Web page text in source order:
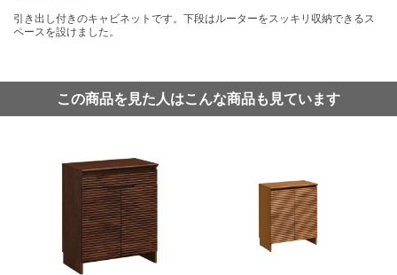
引き出し付きのキャビネットです。下段はルーターをスッキリ収納できるス
ペースを設けました。
この商品を見た人はこんな商品も見ています